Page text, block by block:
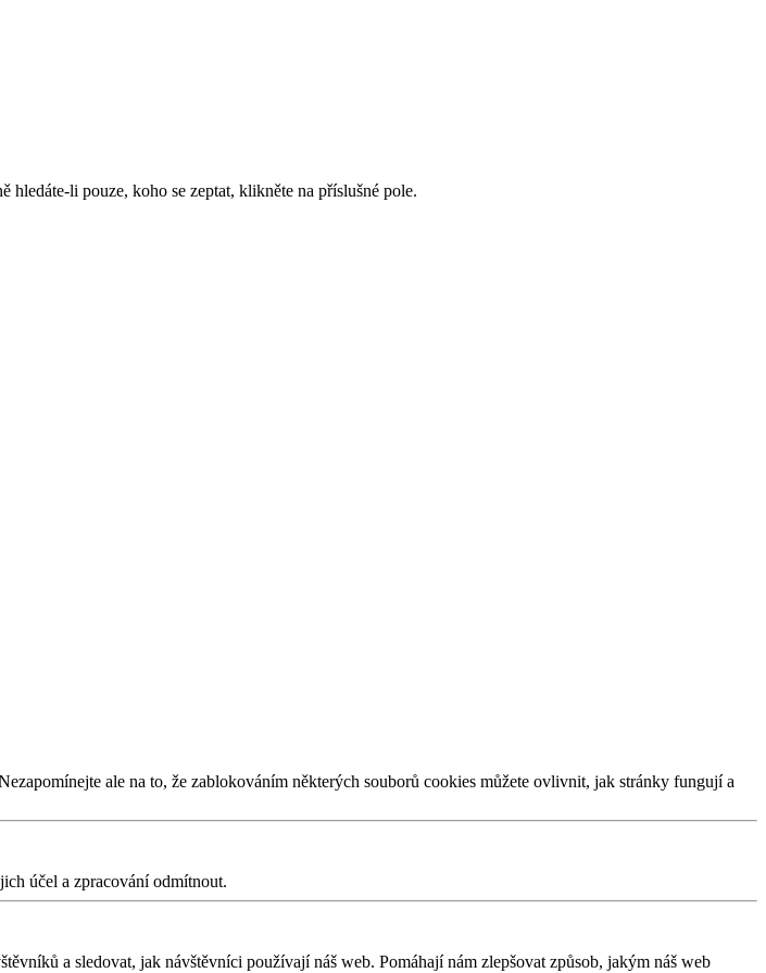
hledáte-li pouze, koho se zeptat, klikněte na příslušné pole.
ale na to, že zablokováním některých souborů cookies můžete ovlivnit, jak stránky fungují a
účel a zpracování odmítnout.
a sledovat, jak návštěvníci používají náš web. Pomáhají nám zlepšovat způsob, jakým náš web